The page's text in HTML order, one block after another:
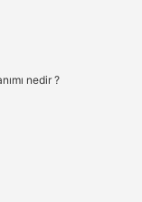
nedir ?